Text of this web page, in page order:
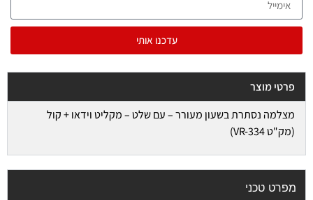
עדכנו אותי
פרטי מוצר
מצלמה נסתרת בשעון מעורר – עם שלט – מקליט וידאו + קול
(מק"ט VR-334)
מפרט טכני